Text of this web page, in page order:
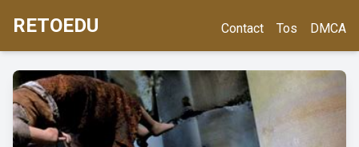
RETOEDU Contact Tos DMCA